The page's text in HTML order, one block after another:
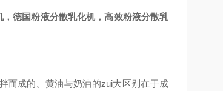
，德国粉液分散乳化机，高效粉液分散乳
而成的。黄油与奶油的zui大区别在于成